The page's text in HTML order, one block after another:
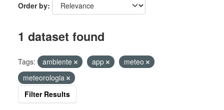
Order by
1 dataset found
Tags: ambiente app
meteo
meteorologia
Filter Results